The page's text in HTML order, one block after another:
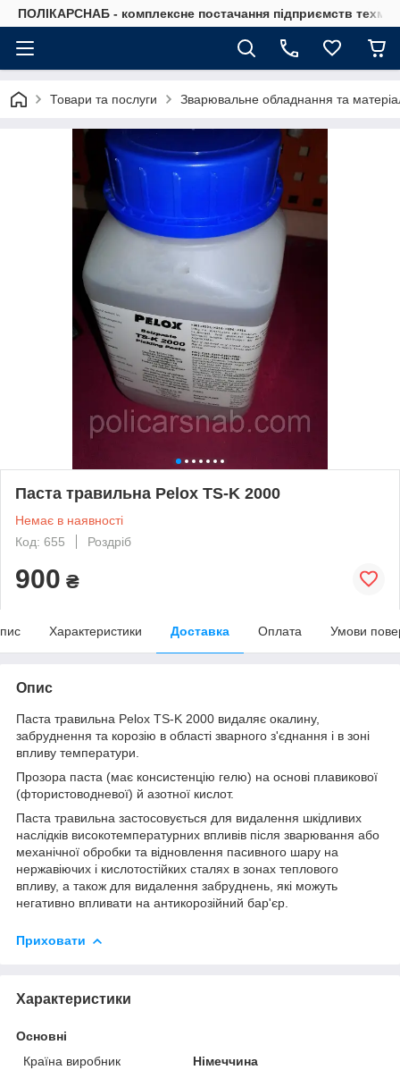
ПОЛІКАРСНАБ - комплексне постачання підприємств
Товари та послуги Зварювальне обладнання та
Паста травильна Pelox TS-K 2000
Немає в наявності
Код: 655
Роздріб
900 ₴
Характеристики Доставка Оплата Умови
Опис
Паста травильна Pelox TS-K 2000 видаляє окалину,
забруднення та корозію в області зварного з'єднання і в зоні
впливу температури.
Прозора паста (має консистенцію гелю) на основі плавикової
(фтористоводневої) й азотної кислот.
Паста травильна застосовується для видалення шкідливих
наслідків високотемпературних впливів після зварювання або
механічної обробки та відновлення пасивного шару на
нержавіючих і кислотостійких сталях в зонах теплового
впливу, а також для видалення забруднень, які можуть
негативно впливати на антикорозійний бар'єр.
Приховати
Характеристики
Основні
Країна виробник
Німеччина